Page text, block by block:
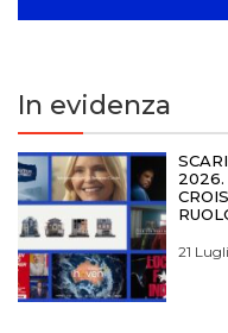
In evidenza
2026.
21